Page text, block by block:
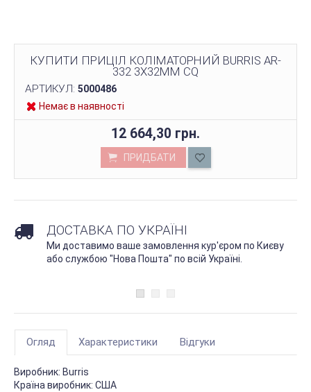
КУПИТИ ПРИЦІЛ КОЛІМАТОРНИЙ BURRIS AR-
332 3X32MM CQ
АРТИКУЛ: 5000486
Немає в наявності
12 664,30 грн.
ПРИДБАТИ
ДОСТАВКА ПО УКРАЇНІ
Ми доставимо ваше замовлення кур'єром по Києву
або службою "Нова Пошта" по всій Україні.
Огляд Характеристики Відгуки
Виробник: Burris
Країна виробник: США